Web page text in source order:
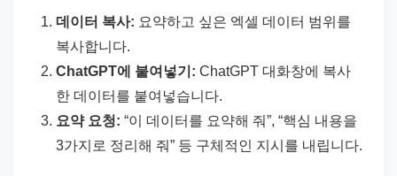
데이터 복사: 요약하고 싶은 엑셀 데이터 범위를
복사합니다.
ChatGPT에 붙여넣기: ChatGPT 대화창에 복사
한 데이터를 붙여넣습니다.
요약 요청: “이 데이터를 요약해 줘”, “핵심 내용을
3가지로 정리해 줘” 등 구체적인 지시를 내립니다.